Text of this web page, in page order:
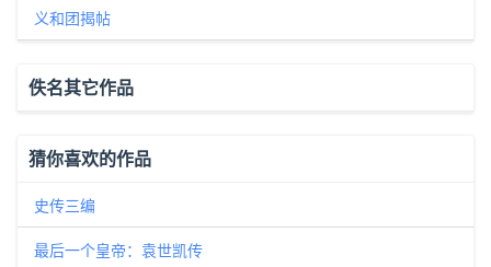
义和团揭帖
佚名其它作品
猜你喜欢的作品
史传三编
最后一个皇帝：袁世凯传